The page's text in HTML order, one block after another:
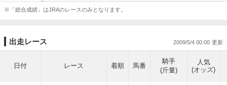
※「総合成績」はJRAのレースのみとなります。
出走レース 2009/5/4 00:00
日付 レース 着順 馬番
騎手
(斤量)
人気
(オッズ)